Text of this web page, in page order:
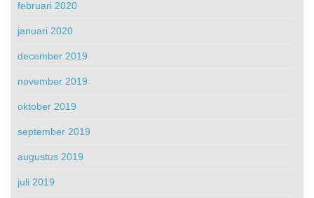
februari 2020
januari 2020
december 2019
november 2019
oktober 2019
september 2019
augustus 2019
juli 2019